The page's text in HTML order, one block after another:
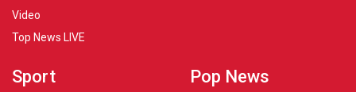
Video
Top News LIVE
Sport Pop News